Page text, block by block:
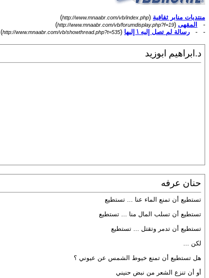
منتديات منابر ثقافية (
http://www.mnaabr.com/vb/index.php
)
-
المقهى (
http://www.mnaabr.com/vb/forumdisplay.php?f=19
)
- - رسالة لم تصل إليه \ إليها (
http://www.mnaabr.com/vb/showthread.php?t=535
)
د.ابراهيم ابوزيد
حنان عرفه
تستطيع أن تمنع الماء عنا ... تستطيع
تستطيع أن تسلب المال منا ... تستطيع
تستطيع أن تدمر وتقتل ... تستطيع
لكن ...
هل تستطيع أن تمنع خيوط الشمس عن عيوني ؟
أو أن تنزع الشعر من نبض حنيني